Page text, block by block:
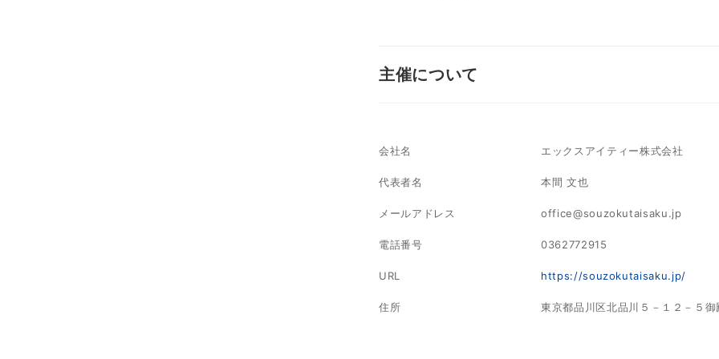
主催について
会社名 エックスアイティー株式会社
代表者名 本間 文也
メールアドレス office@souzokutaisaku.jp
電話番号 0362772915
URL https://souzokutaisaku.jp/
住所 東京都品川区北品川５－１２－５御